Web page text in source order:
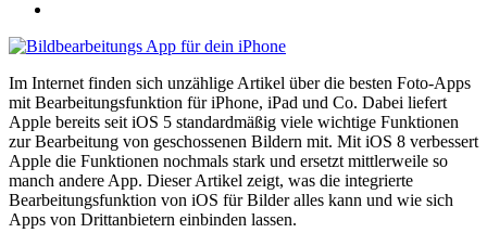
Im Internet finden sich unzählige Artikel über die besten Foto-Apps
mit Bearbeitungsfunktion für iPhone, iPad und Co. Dabei liefert
Apple bereits seit iOS 5 standardmäßig viele wichtige Funktionen
zur Bearbeitung von geschossenen Bildern mit. Mit iOS 8 verbessert
Apple die Funktionen nochmals stark und ersetzt mittlerweile so
manch andere App. Dieser Artikel zeigt, was die integrierte
Bearbeitungsfunktion von iOS für Bilder alles kann und wie sich
Apps von Drittanbietern einbinden lassen.